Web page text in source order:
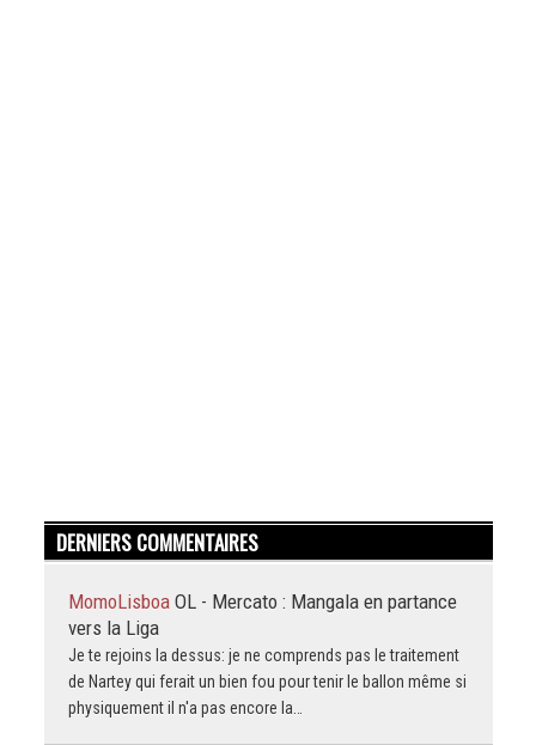
DERNIERS COMMENTAIRES
MomoLisboa OL - Mercato : Mangala en partance
vers la Liga
Je te rejoins la dessus: je ne comprends pas le traitement
de Nartey qui ferait un bien fou pour tenir le ballon même si
physiquement il n'a pas encore la…